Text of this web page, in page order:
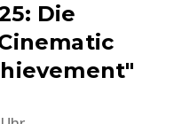
Die